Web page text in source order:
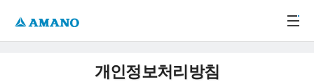
개인정보처리방침